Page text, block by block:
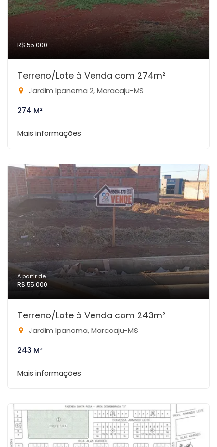
R$ 55.000
Terreno/Lote à Venda com 274m²
Jardim Ipanema 2, Maracaju-MS
274 M²
Mais informações
A partir de:
R$ 55.000
Terreno/Lote à Venda com 243m²
Jardim Ipanema, Maracaju-MS
243 M²
Mais informações